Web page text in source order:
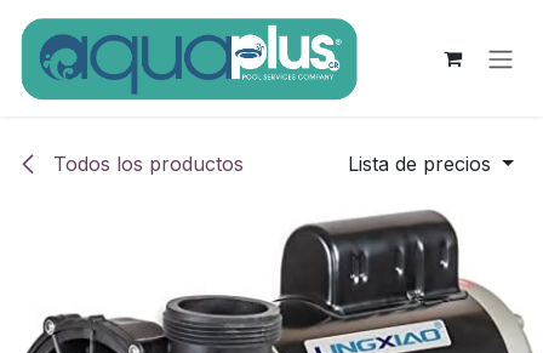
Ir al contenido
Todos los productos Lista de precios